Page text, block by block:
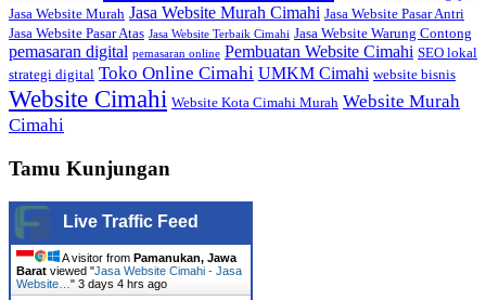
Jasa Website Murah Jasa Website Murah Cimahi Jasa Website Pasar Antri
Jasa Website Pasar Atas Jasa Website Terbaik Cimahi Jasa Website Warung Contong
pemasaran digital pemasaran online Pembuatan Website Cimahi SEO lokal
strategi digital Toko Online Cimahi UMKM Cimahi website bisnis
Website Cimahi Website Kota Cimahi Murah Website Murah
Cimahi
Tamu Kunjungan
Live Traffic Feed
A visitor from Pamanukan, Jawa
Barat viewed "Jasa Website Cimahi - Jasa
Website… " 3 days 4 hrs ago